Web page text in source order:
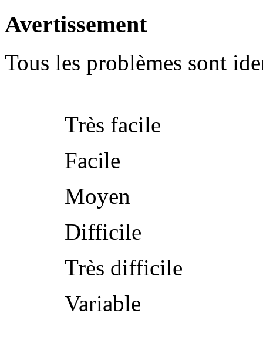
Avertissement
Tous les problèmes sont
Très facile
Facile
Moyen
Difficile
Très difficile
Variable